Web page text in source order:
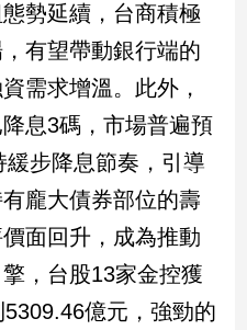
勢延續，台商積極
有望帶動銀行端的
需求增溫。此外，
息3碼，市場普遍預
步降息節奏，引導
龐大債券部位的壽
面回升，成為推動
，台股13家金控獲
億元，強勁的